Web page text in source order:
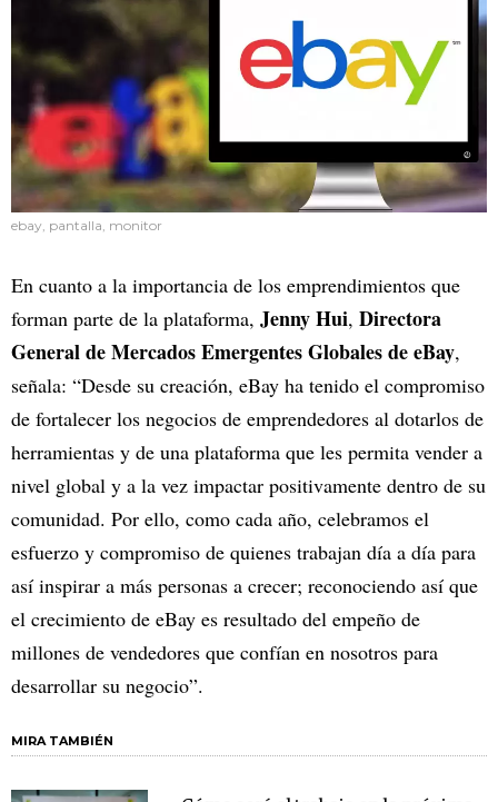
ebay, pantalla, monitor
En cuanto a la importancia de los emprendimientos que
forman parte de la plataforma, Jenny Hui, Directora
General de Mercados Emergentes Globales de eBay,
señala: “Desde su creación, eBay ha tenido el compromiso
de fortalecer los negocios de emprendedores al dotarlos de
herramientas y de una plataforma que les permita vender a
nivel global y a la vez impactar positivamente dentro de su
comunidad. Por ello, como cada año, celebramos el
esfuerzo y compromiso de quienes trabajan día a día para
así inspirar a más personas a crecer; reconociendo así que
el crecimiento de eBay es resultado del empeño de
millones de vendedores que confían en nosotros para
desarrollar su negocio”.
MIRA TAMBIÉN